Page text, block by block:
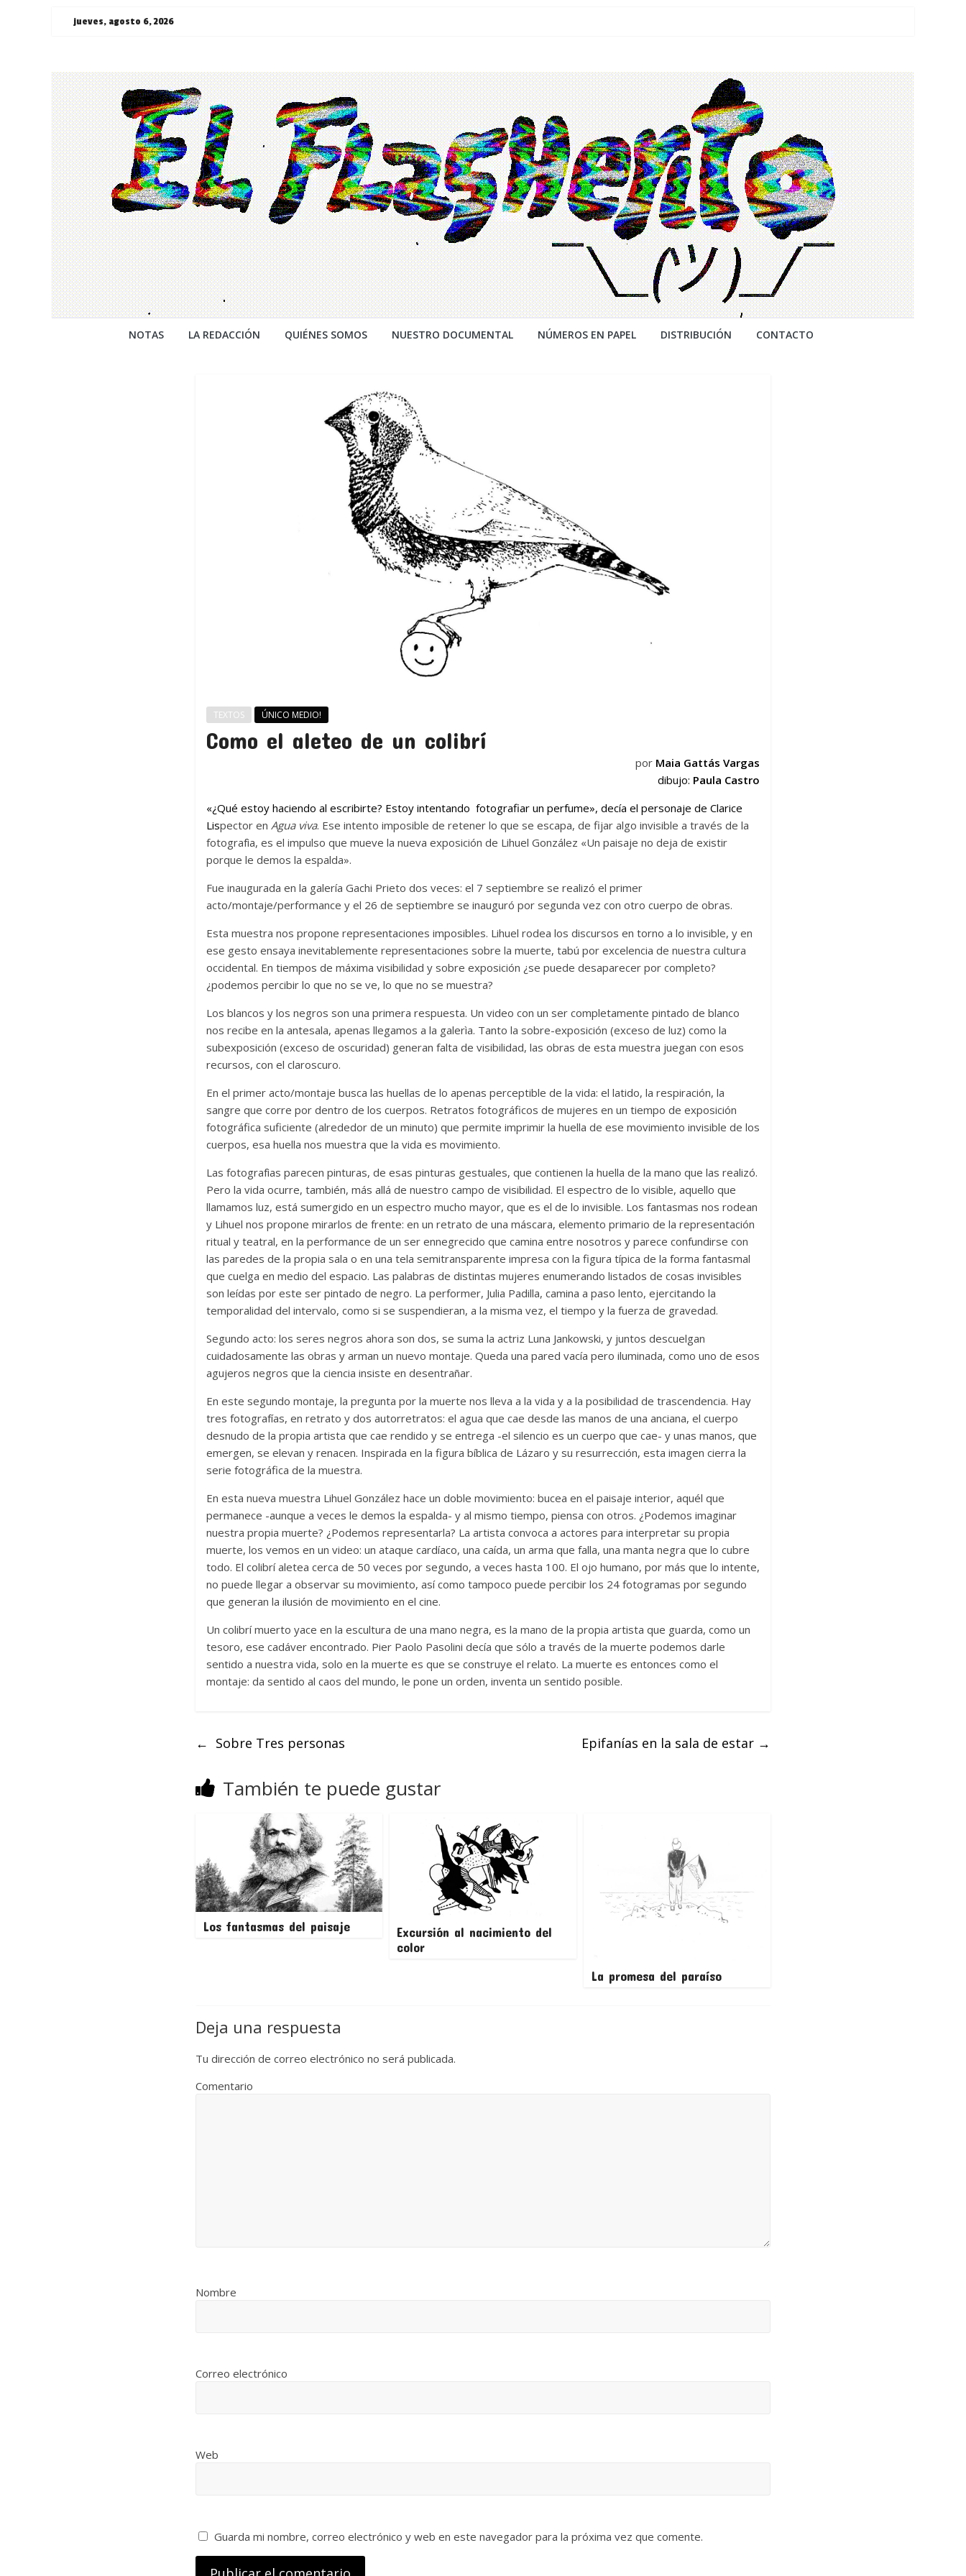
Saltarjueves, agosto 6, 2026
¯\_(ツ)_/
¯
NOTAS LA REDACCIÓN QUIÉNES SOMOS NUESTRO DOCUMENTAL NÚMEROS EN PAPEL DISTRIBUCIÓN CONTACTO
TEXTOS ÚNICO MEDIO!
Como el aleteo de un colibrí
por Maia Gattás Vargas
dibujo: Paula Castro
«¿Qué estoy haciendo al escribirte? Estoy intentando fotografiar un perfume», decía el personaje de Clarice
Lispector en Agua viva. Ese intento imposible de retener lo que se escapa, de fijar algo invisible a través de la
fotografìa, es el impulso que mueve la nueva exposición de Lihuel González «Un paisaje no deja de existir
porque le demos la espalda».
Fue inaugurada en la galería Gachi Prieto dos veces: el 7 septiembre se realizó el primer
acto/montaje/performance y el 26 de septiembre se inauguró por segunda vez con otro cuerpo de obras.
Esta muestra nos propone representaciones imposibles. Lihuel rodea los discursos en torno a lo invisible, y en
ese gesto ensaya inevitablemente representaciones sobre la muerte, tabú por excelencia de nuestra cultura
occidental. En tiempos de máxima visibilidad y sobre exposición ¿se puede desaparecer por completo?
¿podemos percibir lo que no se ve, lo que no se muestra?
Los blancos y los negros son una primera respuesta. Un video con un ser completamente pintado de blanco
nos recibe en la antesala, apenas llegamos a la galerìa. Tanto la sobre-exposición (exceso de luz) como la
subexposición (exceso de oscuridad) generan falta de visibilidad, las obras de esta muestra juegan con esos
recursos, con el claroscuro.
En el primer acto/montaje busca las huellas de lo apenas perceptible de la vida: el latido, la respiración, la
sangre que corre por dentro de los cuerpos. Retratos fotográficos de mujeres en un tiempo de exposición
fotográfica suficiente (alrededor de un minuto) que permite imprimir la huella de ese movimiento invisible de los
cuerpos, esa huella nos muestra que la vida es movimiento.
Las fotografìas parecen pinturas, de esas pinturas gestuales, que contienen la huella de la mano que las realizó.
Pero la vida ocurre, también, más allá de nuestro campo de visibilidad. El espectro de lo visible, aquello que
llamamos luz, está sumergido en un espectro mucho mayor, que es el de lo invisible. Los fantasmas nos rodean
y Lihuel nos propone mirarlos de frente: en un retrato de una máscara, elemento primario de la representación
ritual y teatral, en la performance de un ser ennegrecido que camina entre nosotros y parece confundirse con
las paredes de la propia sala o en una tela semitransparente impresa con la figura típica de la forma fantasmal
que cuelga en medio del espacio. Las palabras de distintas mujeres enumerando listados de cosas invisibles
son leídas por este ser pintado de negro. La performer, Julia Padilla, camina a paso lento, ejercitando la
temporalidad del intervalo, como si se suspendieran, a la misma vez, el tiempo y la fuerza de gravedad.
Segundo acto: los seres negros ahora son dos, se suma la actriz Luna Jankowski, y juntos descuelgan
cuidadosamente las obras y arman un nuevo montaje. Queda una pared vacía pero iluminada, como uno de esos
agujeros negros que la ciencia insiste en desentrañar.
En este segundo montaje, la pregunta por la muerte nos lleva a la vida y a la posibilidad de trascendencia. Hay
tres fotografías, en retrato y dos autorretratos: el agua que cae desde las manos de una anciana, el cuerpo
desnudo de la propia artista que cae rendido y se entrega -el silencio es un cuerpo que cae- y unas manos, que
emergen, se elevan y renacen. Inspirada en la figura bíblica de Lázaro y su resurrección, esta imagen cierra la
serie fotográfica de la muestra.
En esta nueva muestra Lihuel González hace un doble movimiento: bucea en el paisaje interior, aquél que
permanece -aunque a veces le demos la espalda- y al mismo tiempo, piensa con otros. ¿Podemos imaginar
nuestra propia muerte? ¿Podemos representarla? La artista convoca a actores para interpretar su propia
muerte, los vemos en un video: un ataque cardíaco, una caída, un arma que falla, una manta negra que lo cubre
todo. El colibrí aletea cerca de 50 veces por segundo, a veces hasta 100. El ojo humano, por más que lo intente,
no puede llegar a observar su movimiento, así como tampoco puede percibir los 24 fotogramas por segundo
que generan la ilusión de movimiento en el cine.
Un colibrí muerto yace en la escultura de una mano negra, es la mano de la propia artista que guarda, como un
tesoro, ese cadáver encontrado. Pier Paolo Pasolini decía que sólo a través de la muerte podemos darle
sentido a nuestra vida, solo en la muerte es que se construye el relato. La muerte es entonces como el
montaje: da sentido al caos del mundo, le pone un orden, inventa un sentido posible.
← Sobre Tres personas Epifanías en la sala de estar →
También te puede gustar
Los fantasmas del paisaje
Excursión al nacimiento del
color
La promesa del paraíso
Deja una respuesta
Tu dirección de correo electrónico no será publicada.
Comentario
Nombre
Correo electrónico
Web
Guarda mi nombre, correo electrónico y web en este navegador para la próxima vez que comente.